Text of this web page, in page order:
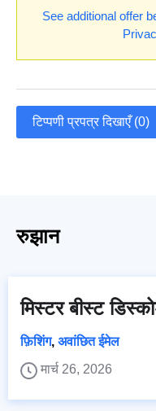
See additional offer
टिप्पणी प्रपत्र दिखाएँ (0)
रुझान
मिस्टर बीस्ट
फ़िशिंग, अवांछित ईमेल
मार्च 26, 2026